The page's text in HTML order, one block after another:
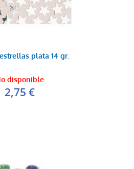
plata 14 gr.
disponible
2,75 €